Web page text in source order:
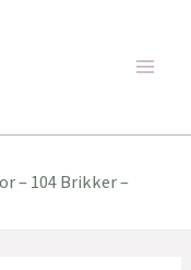
– 104 Brikker –